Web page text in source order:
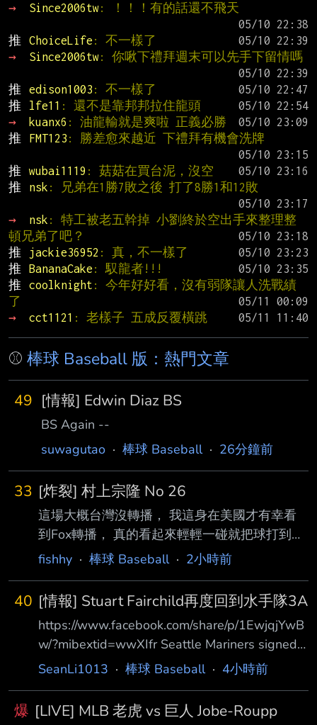
→
Since2006tw: ！！！有的話還不飛天
推
ChoiceLife : 不一樣了
→
Since2006tw: 你啾下禮拜週末可以先手下留情嗎
推
edison1003 : 不一樣了
推
lfe11 : 還不是靠邦邦拉住龍頭
→
kuanx6 : 油龍輸就是爽啦 正義必勝
推
FMT123 : 勝差愈來越近 下禮拜有機會洗牌
推
wubai1119 : 菇菇在買台泥，沒空
推
nsk : 兄弟在1勝7敗之後 打了8勝1和12敗
→
nsk : 特工被老五幹掉 小劉終於空出手來整理整
頓兄弟了吧？
推
jackie36952 : 真，不一樣了
推
BananaCake : 馭龍者!!!
推
coolknight : 今年好好看，沒有弱隊讓人洗戰績
了
→
cct1121 : 老樣子 五成反覆橫跳
⚾ 棒球 Baseball 版：熱門文章
49 [情報] Edwin Diaz BS
BS Again --
suwagutao · 棒球 Baseball· 26分鐘前
33 [炸裂] 村上宗隆 No 26
這場大概台灣沒轉播， 我這身在美國才有幸看
到Fox轉播， 真的看起來輕輕一碰就把球打到左
外野標竿！ --
fishhy · 棒球 Baseball· 2小時前
40 [情報] Stuart Fairchild再度回到水手隊3A
https://www.facebook.com/share/p/1EwjqjYwB
w/?mibextid=wwXIfr Seattle Mariners signed
free agent CF Stuart Fairchild to a minor
to Tacoma Rainiers. 快訊，昨天成為自由球員的
#費仔，今天又跟水手簽下小聯盟合約，同時指
SeanLi1013 · 棒球 Baseball· 4小時前
爆 [LIVE] MLB 老虎 vs 巨人 Jobe-Roupp